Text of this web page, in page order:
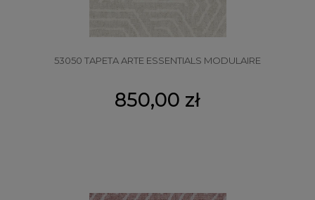
53050 TAPETA ARTE ESSENTIALS MODULAIRE
850,00 zł